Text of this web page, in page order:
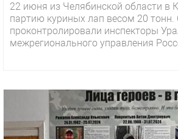
22 июня из Челябинской области в
партию куриных лап весом 20 тонн.
проконтролировали инспекторы
межрегионального управления